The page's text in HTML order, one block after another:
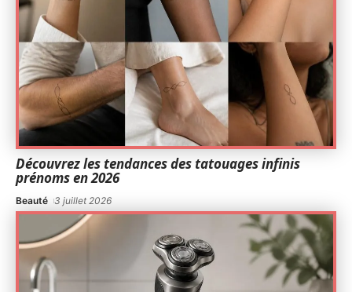
Découvrez les tendances des tatouages infinis
prénoms en 2026
Beauté 3 juillet 2026